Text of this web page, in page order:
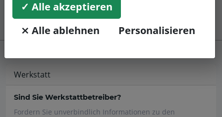
Werkstatt
Sind Sie Werkstattbetreiber?
Fordern Sie unverbindlich Informationen zu den
✓ Alle akzeptieren
⨯ Alle ablehnen
Personalisieren